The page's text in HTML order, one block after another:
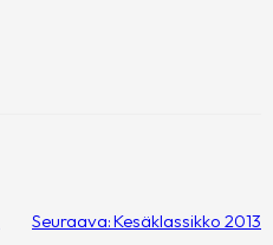
Seuraava:Kesäklassikko 2013